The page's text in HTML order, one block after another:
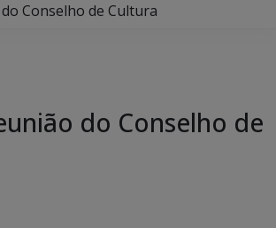
Conselho de Cultura
do Conselho de